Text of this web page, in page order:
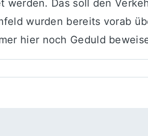
werden. Das soll den
wurden bereits vorab
hier noch Geduld